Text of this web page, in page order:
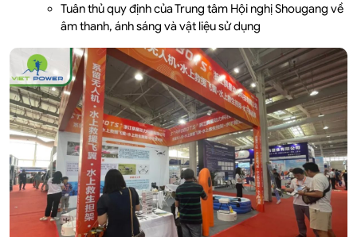
Tuân thủ quy định của Trung tâm Hội nghị Shougang về
âm thanh, ánh sáng và vật liệu sử dụng